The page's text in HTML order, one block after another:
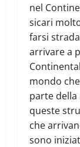
nel
sicari
farsi
arrivare a
mondo
parte della
queste
che
sono